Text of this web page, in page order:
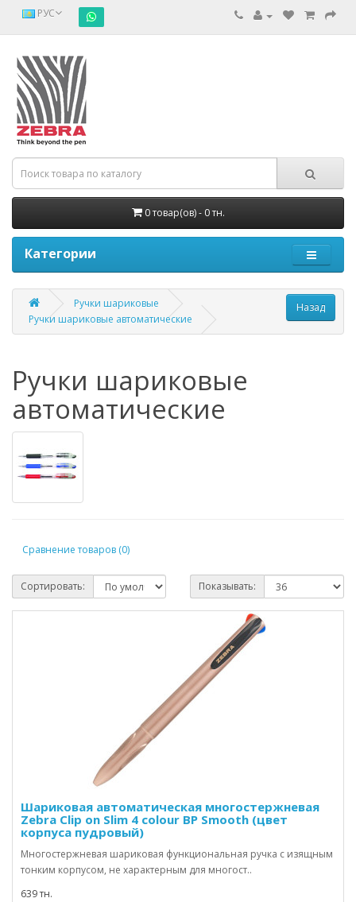
РУС
0 товар(ов) - 0 тн.
Категории
Ручки шариковые
Ручки шариковые автоматические
Ручки шариковые
автоматические
Сравнение товаров (0)
Сортировать: Показывать:
Шариковая автоматическая многостержневая
Zebra Clip on Slim 4 colour BP Smooth (цвет
корпуса пудровый)
Многостержневая шариковая функциональная ручка с изящным
тонким корпусом, не характерным для многост..
639 тн.